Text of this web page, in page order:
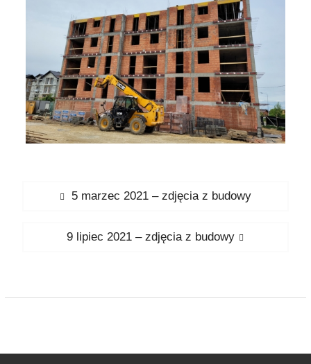
Nawigacja
Previous
5 marzec 2021 – zdjęcia z budowy
Next
9 lipiec 2021 – zdjęcia z budowy